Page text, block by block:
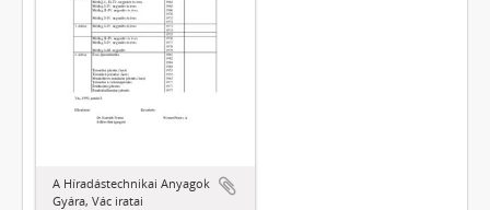
A Híradástechnikai Anyagok
Gyára, Vác iratai